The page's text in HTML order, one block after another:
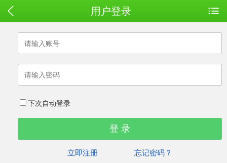
用户登录
下次自动登录
立即注册 忘记密码？